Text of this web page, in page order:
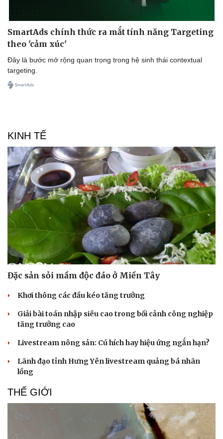
Doanh nghiệp
Doanh nghiệp 24h
Doanh nhân
Vì cộng đồng
Công nghệ
Tin Công nghệ
SmartAds chính thức ra mắt tính năng Targeting
theo 'cảm xúc'
Đây là bước mở rộng quan trọng trong hệ sinh thái contextual
targeting.
KINH TẾ
Đặc sản sỏi mầm độc đáo ở Miền Tây
Khơi thông các đầu kéo tăng trưởng
Giải bài toán nhập siêu cao trong bối cảnh công nghiệp
tăng trưởng cao
Livestream nông sản: Cú hích hay hiệu ứng ngắn hạn?
Lãnh đạo tỉnh Hưng Yên livestream quảng bá nhãn
lồng
THẾ GIỚI